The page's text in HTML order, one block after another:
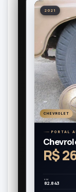
2021
CHEVROLET
PORTAL
R$
KM
82.843